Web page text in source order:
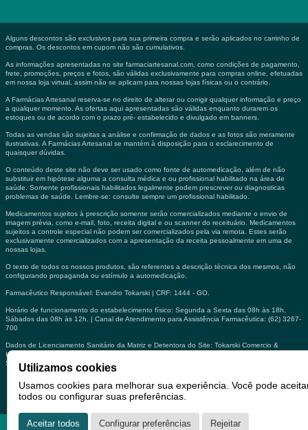
Alguns descontos são exclusivos para sua primeira compra e serão aplicados no carrinho de
compras. Os descontos em cupom não são cumulativos.
As informações apresentadas no site farmaciartesanal.com, como condições de pagamento,
frete, promoções, preços e fotos, são válidas exclusivamente para compras online, efetuadas
em nossa loja virtual, assim não se aplicam para nossas lojas físicas ou o contrário.
A Farmácias Artesanal reserva-se no direito de alterar ou corrigir qualquer informação e preço
a qualquer momento. As ofertas aqui apresentadas são válidas enquanto durarem os
estoques ou de acordo com o prazo pré- estabelecido e divulgado em banners.
Todas as vendas são sujeitas a análise e confirmação de dados e as fotos são meramente
ilustrativas. A Farmácias Artesanal se mantém à disposição para o esclarecimento de
quaisquer dúvidas.
O conteúdo deste site não deve ser usado como fonte de automedicação, além de não
substituir em hipótese alguma a consulta médica e ou profissional habilitado na área de
saúde. Somente profissionais habilitados legalmente podem prescrever ou diagnosticas
problemas de saúde. Lembre-se: consulte sempre um profissional habilitado.
Medicamentos sujeitos à prescrição somente serão comercializados mediante o envio de
imagem prévia, como e-mail, foto, receita digital e ou scanner do receituário. Medicamentos
sujeitos a controle especial não podem ser comercializados pela via remota. Estes serão
exclusivamente comercializados com a apresentação da receita pessoalmente em uma de
nossas lojas.
O texto de todos os nossos produtos, são referentes a descrição técnica dos mesmos, não
configurando propaganda ou estímulo a automedicação.
Farmacêutico Responsável: Evandro Tokarski | CRF: 1444 - GO.
Horário de funcionamento do estabelecimento físico: Segunda a Sexta das 08h às 18h,
Sábados das 08h às 12h. | Canal de Atendimento para Assistência Farmacêutica: (62) 3267-
700
Dados de Licenciamento Sanitário da Matriz e Detentora do Site: Tokarski Comercio &
Industria LTDA | CNPJ: 02.907.061/0001-62 | Av. A, nº 550, St. Oeste - Goiânia/GO | Alvará
Sanitário: 391211 | AE: 1.33326.7 | AFE: 042599.3.
Por:
Utilizamos cookies
Usamos cookies para melhorar sua experiência. Você pode
todos ou configurar suas preferências.
Aceitar todos Configurar preferências Rejeitar